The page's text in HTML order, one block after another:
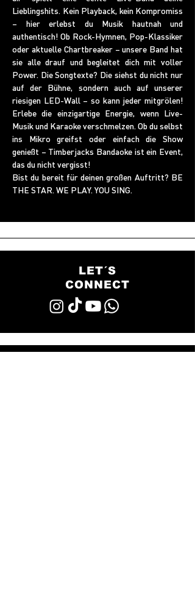
Lieblingshits. Kein Playback, kein Kompromiss
– hier erlebst du Musik hautnah und
authentisch! Ob Rock-Hymnen, Pop-Klassiker
oder aktuelle Chartbreaker – unsere Band hat
sie alle drauf und begleitet dich mit voller
Power. Die Songtexte? Die siehst du nicht nur
auf der Bühne, sondern auch auf unserer
riesigen LED-Wall – so kann jeder mitgrölen!
Erlebe die einzigartige Energie, wenn Live-
Musik und Karaoke verschmelzen. Ob du selbst
ins Mikro greifst oder einfach die Show
genießt – Timberjacks Bandaoke ist ein Event,
das du nicht vergisst!
Bist du bereit für deinen großen Auftritt? BE
THE STAR. WE PLAY. YOU SING.
LET´S
CONNECT